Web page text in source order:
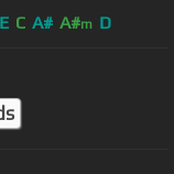
E C A# A#m D